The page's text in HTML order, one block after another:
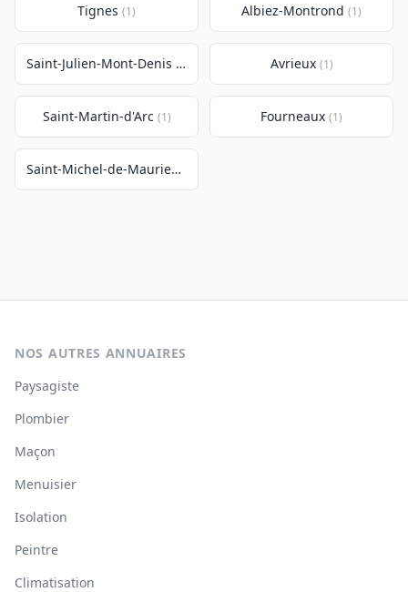
Tignes (1) Albiez-Montrond (1)
Saint-Julien-Mont-Denis (1) Avrieux (1)
Saint-Martin-d'Arc (1) Fourneaux (1)
Saint-Michel-de-Maurienne
NOS AUTRES ANNUAIRES
Paysagiste
Plombier
Maçon
Menuisier
Isolation
Peintre
Climatisation